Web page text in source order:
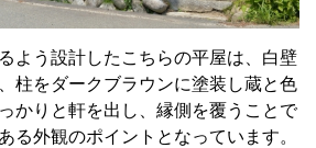
よう設計したこちらの平屋は、白壁
柱をダークブラウンに塗装し蔵と色
かりと軒を出し、縁側を覆うことで
る外観のポイントとなっています。